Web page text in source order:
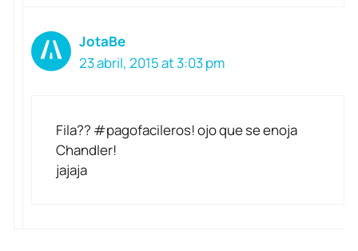
JotaBe
23 abril, 2015 at 3:03 pm
Fila?? #pagofacileros! ojo que se enoja
Chandler!
jajaja